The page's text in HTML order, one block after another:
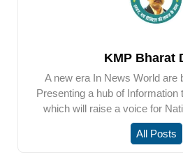
KMP Bharat
A new era In News World are
Presenting a hub of Information
which will raise a voice for
All Posts